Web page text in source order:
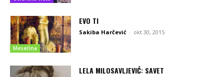
Mesečina
EVO TI
Sakiba Harčević - okt 30, 2015
LELA MILOSAVLJEVIĆ: SAVET